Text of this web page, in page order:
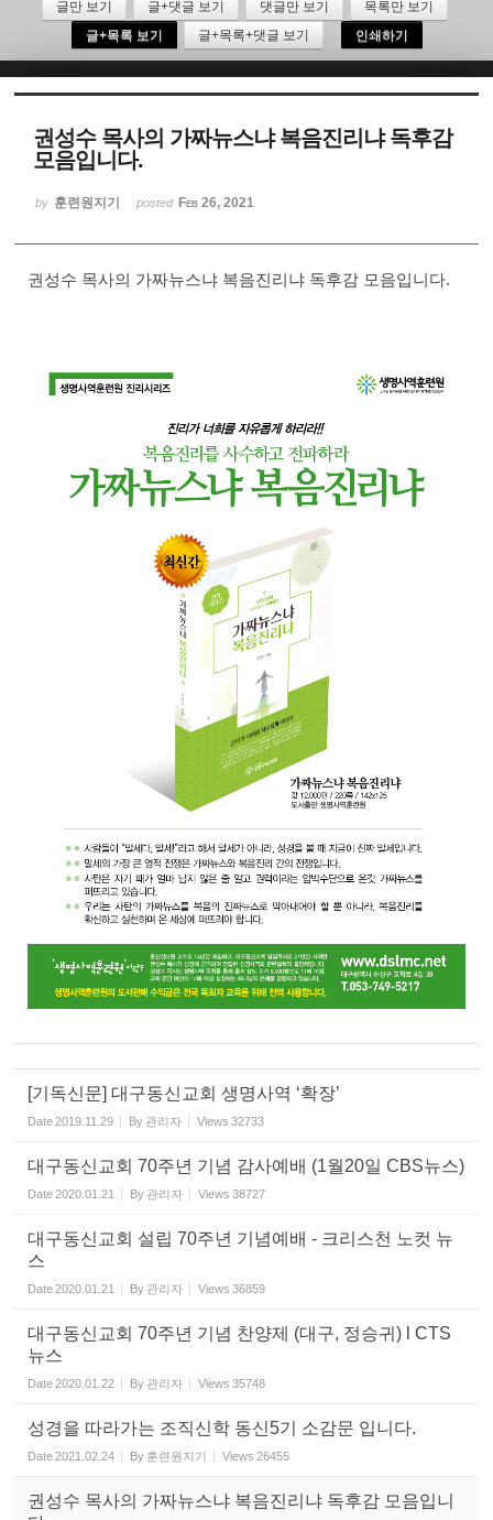
글만 보기 글+댓글 보기 댓글만 보기
목록만 보기
글+목록 보기
글+목록+댓글 보기 인쇄하기
권성수 목사의 가짜뉴스냐 복음진리냐 독후감
모음입니다.
by 훈련원지기 posted Feb 26, 2021
권성수 목사의 가짜뉴스냐 복음진리냐 독후감 모음입니다.
[기독신문] 대구동신교회 생명사역 ‘확장’
Date 2019.11.29 By 관리자 Views 32733
대구동신교회 70주년 기념 감사예배 (1월20일 CBS뉴스)
Date 2020.01.21 By 관리자 Views 38727
대구동신교회 설립 70주년 기념예배 - 크리스천 노컷 뉴
스
Date 2020.01.21 By 관리자 Views 36859
대구동신교회 70주년 기념 찬양제 (대구, 정승귀) l CTS
뉴스
Date 2020.01.22 By 관리자 Views 35748
성경을 따라가는 조직신학 동신5기 소감문 입니다.
Date 2021.02.24 By 훈련원지기 Views 26455
권성수 목사의 가짜뉴스냐 복음진리냐 독후감 모음입니
Sketchbook5, 스케치북5
Sketchbook5, 스케치북5